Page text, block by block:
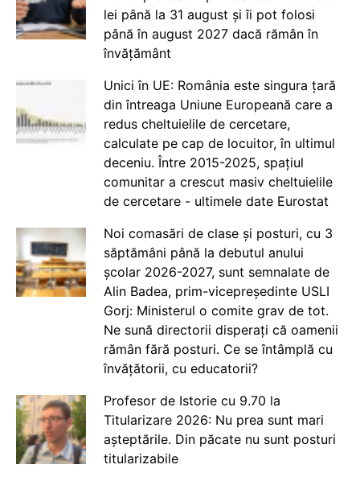
lei până la 31 august și îi pot folosi
până în august 2027 dacă rămân în
învățământ
Unici în UE: România este singura țară
din întreaga Uniune Europeană care a
redus cheltuielile de cercetare,
calculate pe cap de locuitor, în ultimul
deceniu. Între 2015-2025, spațiul
comunitar a crescut masiv cheltuielile
de cercetare - ultimele date Eurostat
Noi comasări de clase și posturi, cu 3
săptămâni până la debutul anului
școlar 2026-2027, sunt semnalate de
Alin Badea, prim-vicepreședinte USLI
Gorj: Ministerul o comite grav de tot.
Ne sună directorii disperați că oamenii
rămân fără posturi. Ce se întâmplă cu
învățătorii, cu educatorii?
Profesor de Istorie cu 9.70 la
Titularizare 2026: Nu prea sunt mari
așteptările. Din păcate nu sunt posturi
titularizabile